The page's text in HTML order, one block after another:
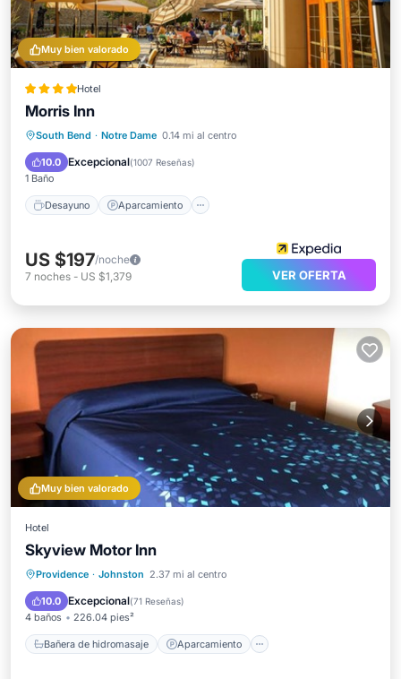
Muy bien valorado
Hotel
Morris Inn
South Bend · Notre Dame 0.14 mi al centro
10.0 Excepcional(1007 Reseñas)
1 Baño
Desayuno Aparcamiento
Desayuno
Aparcamiento
Balcón/Terraza
US $197/noche
7 noches - US $1,379 VER OFERTA
Muy bien valorado
Hotel
Skyview Motor Inn
Providence · Johnston 2.37 mi al centro
10.0 Excepcional(71 Reseñas)
4 baños 226.04 pies²
Bañera de hidromasaje Aparcamiento
Bañera de hidromasaje
Aire acondicionado